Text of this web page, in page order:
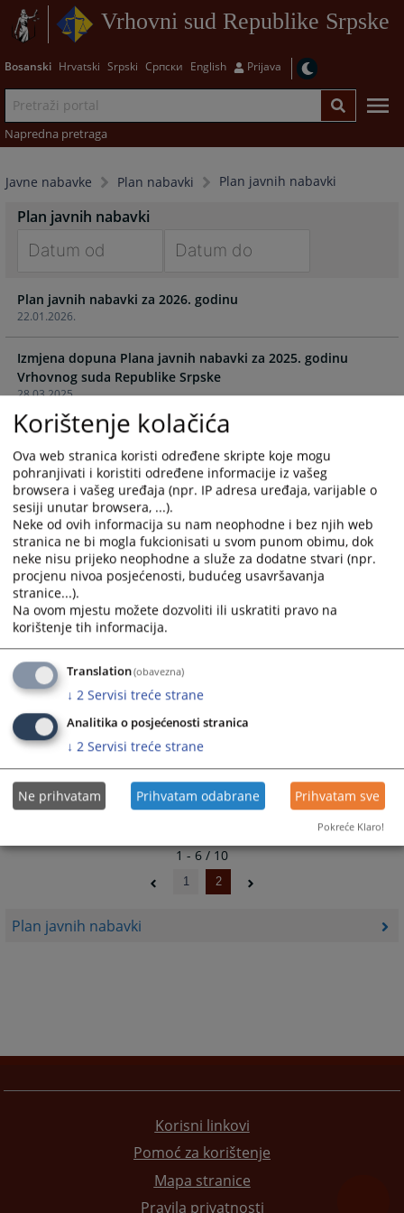
Vrhovni sud Republike Srpske
Bosanski Hrvatski Srpski Српски English Prijava
Napredna pretraga
Javne nabavke Plan nabavki Plan javnih nabavki
Plan javnih nabavki
Plan javnih nabavki
forward
to
interact
with
the
calendar
and
select
a
date.
Press
the
question
mark
key
to
get
the
keyboard
shortcuts
for
changing
dates.
forward
interact
with
the
calendar
and
select
a
date.
Press
the
question
mark
key
get
the
shortcuts
for
changing
22.01.2026.
Plan javnih nabavki za 2026. godinu
28.03.2025.
Izmjena dopuna Plana javnih nabavki za 2025. godinu
Vrhovnog suda Republike Srpske
05.03.2025.
Izmjena dopuna Plana javnih nabavki za 2025. godinu
Vrhovnog suda Republike Srpske
10.02.2025.
Plan javnih nabavki za 2025. godinu Vrhovnog suda
Republike Srpske
15.07.2024.
Izmjena dopuna Plana javnih nabavki za 2024. godinu
Vrhovnog suda Republike Srpske
Izmjena dopuna Plana javnih nabavki za 2024. godinu
Vrhovnog suda Republike Srpske
1 - 6 / 10
1 2
Korisni linkovi
Pomoć za korištenje
Mapa stranice
Pravila privatnosti
Korištenje kolačića
Ova web stranica koristi određene skripte koje mogu
pohranjivati i koristiti određene informacije iz vašeg
browsera i vašeg uređaja (npr. IP adresa uređaja, varijable o
sesiji unutar browsera, ...).
Neke od ovih informacija su nam neophodne i bez njih web
stranica ne bi mogla fukcionisati u svom punom obimu, dok
neke nisu prijeko neophodne a služe za dodatne stvari (npr.
procjenu nivoa posjećenosti, budućeg usavršavanja
stranice...).
Na ovom mjestu možete dozvoliti ili uskratiti pravo na
korištenje tih informacija.
Translation(obavezna)
↓ 2 Servisi treće strane
Analitika o posjećenosti stranica
↓ 2 Servisi treće strane
Ne prihvatam Prihvatam odabrane Prihvatam sve
Pokreće Klaro!